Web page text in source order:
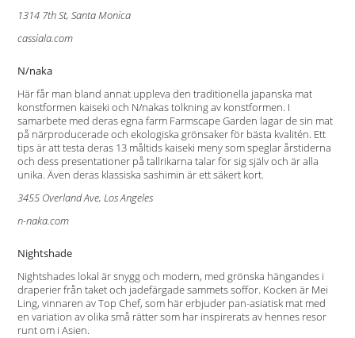
1314 7th St, Santa Monica
cassiala.com
N/naka
Här får man bland annat uppleva den traditionella japanska mat
konstformen kaiseki och N/nakas tolkning av konstformen. I
samarbete med deras egna farm Farmscape Garden lagar de sin mat
på närproducerade och ekologiska grönsaker för bästa kvalitén. Ett
tips är att testa deras 13 måltids kaiseki meny som speglar årstiderna
och dess presentationer på tallrikarna talar för sig själv och är alla
unika. Även deras klassiska sashimin är ett säkert kort.
3455 Overland Ave, Los Angeles
n-naka.com
Nightshade
Nightshades lokal är snygg och modern, med grönska hängandes i
draperier från taket och jadefärgade sammets soffor. Kocken är Mei
Ling, vinnaren av Top Chef, som här erbjuder pan-asiatisk mat med
en variation av olika små rätter som har inspirerats av hennes resor
runt om i Asien.